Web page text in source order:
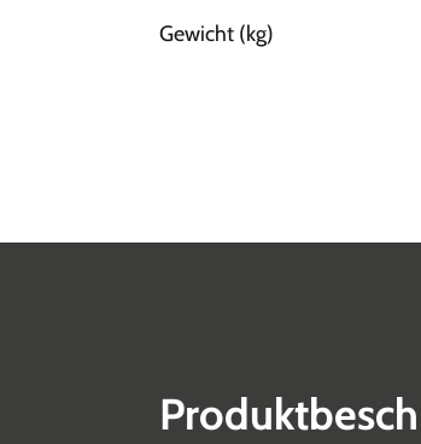
Gewicht (kg)